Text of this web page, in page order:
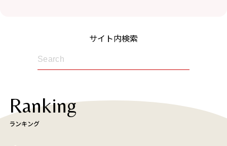
サイト内検索
Ranking
ランキング